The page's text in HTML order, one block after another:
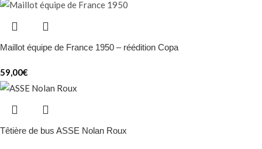
Maillot équipe de France 1950 – réédition Copa
59,00€
Têtière de bus ASSE Nolan Roux